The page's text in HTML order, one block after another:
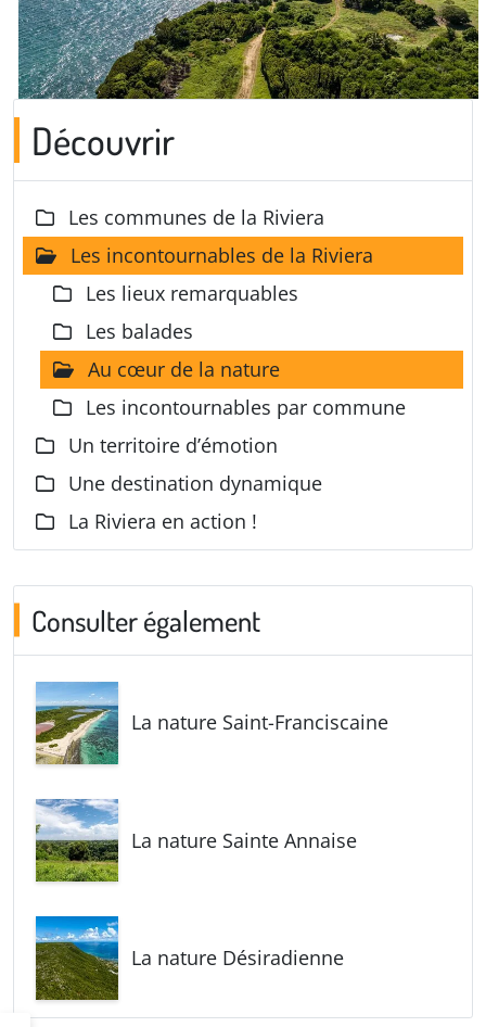
Découvrir
Les communes de la Riviera
Les incontournables de la Riviera
Les lieux remarquables
Les balades
Au cœur de la nature
Les incontournables par commune
Un territoire d’émotion
Une destination dynamique
La Riviera en action !
Consulter également
La nature Saint-Franciscaine
La nature Sainte Annaise
La nature Désiradienne